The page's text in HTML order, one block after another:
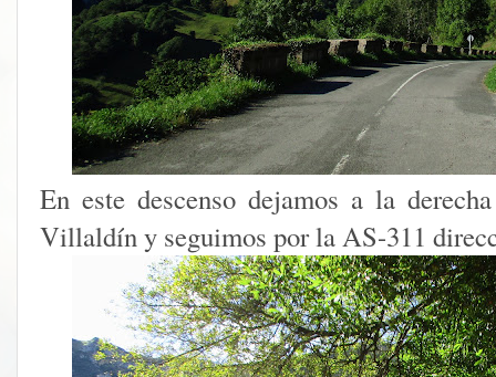
En este descenso dejamos a la
Villaldín y seguimos por la AS-311